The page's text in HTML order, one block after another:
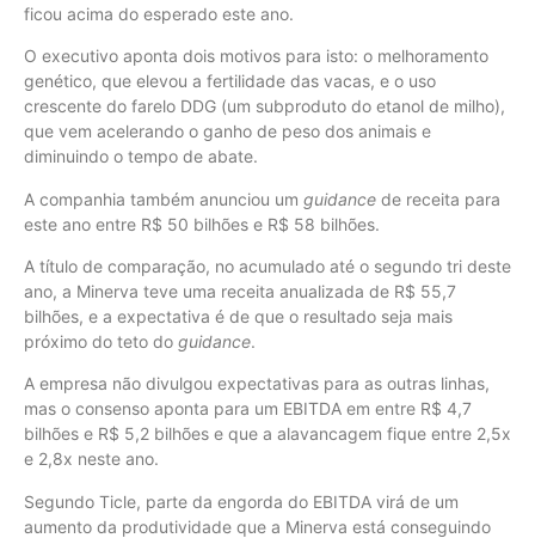
ficou acima do esperado este ano.
O executivo aponta dois motivos para isto: o melhoramento
genético, que elevou a fertilidade das vacas, e o uso
crescente do farelo DDG (um subproduto do etanol de milho),
que vem acelerando o ganho de peso dos animais e
diminuindo o tempo de abate.
A companhia também anunciou um guidance de receita para
este ano entre R$ 50 bilhões e R$ 58 bilhões.
A título de comparação, no acumulado até o segundo tri deste
ano, a Minerva teve uma receita anualizada de R$ 55,7
bilhões, e a expectativa é de que o resultado seja mais
próximo do teto do guidance.
A empresa não divulgou expectativas para as outras linhas,
mas o consenso aponta para um EBITDA em entre R$ 4,7
bilhões e R$ 5,2 bilhões e que a alavancagem fique entre 2,5x
e 2,8x neste ano.
Segundo Ticle, parte da engorda do EBITDA virá de um
aumento da produtividade que a Minerva está conseguindo